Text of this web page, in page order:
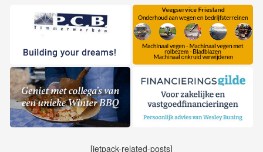
[jetpack-related-posts]